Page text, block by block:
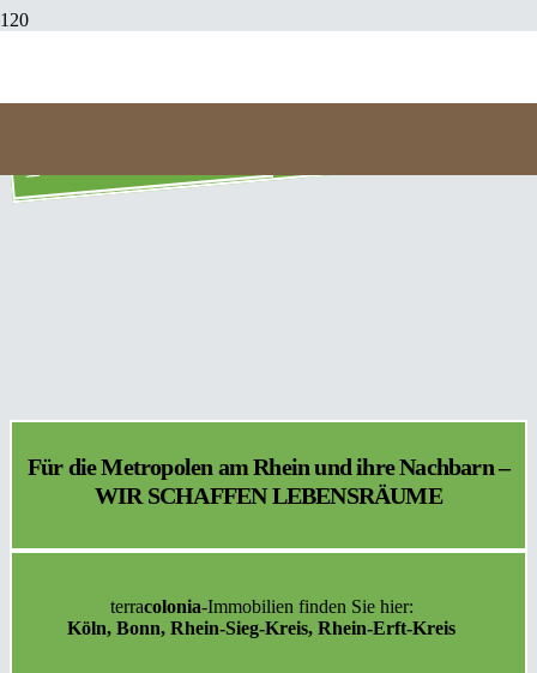
Für die Metropolen am Rhein und ihre Nachbarn –
WIR SCHAFFEN LEBENSRÄUME
terracolonia-Immobilien finden Sie hier:
Köln, Bonn, Rhein-Sieg-Kreis, Rhein-Erft-Kreis